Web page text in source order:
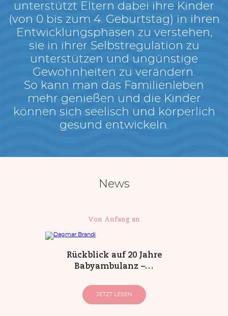
unterstützt Eltern dabei ihre Kinder
(von 0 bis zum 4. Geburtstag) in ihren
Entwicklungsphasen zu verstehen,
sie in ihrer Selbstregulation zu
unterstützen und ungünstige
Gewohnheiten zu verändern.
So kann man das Familienleben
mehr genießen und die Kinder
können sich seelisch und körperlich
gesund entwickeln.
News
Von Anfang an
Rückblick auf 20 Jahre
Babyambulanz –…
JETZT LESEN